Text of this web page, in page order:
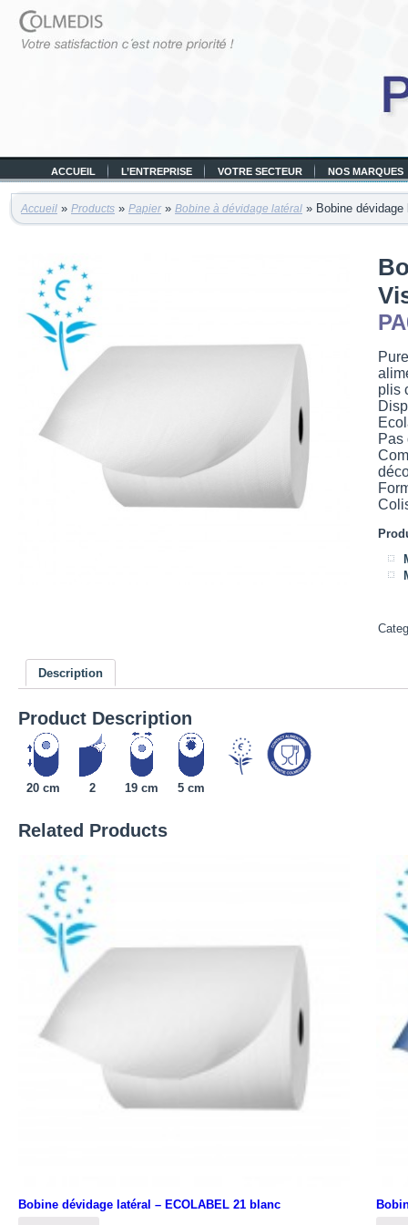
ACCUEIL L’ENTREPRISE VOTRE SECTEUR NOS MARQUES
Accueil » Products » Papier» Bobine à dévidage latéral » Bobine
plis
Pas
Description
Product Description
20 cm 2 19 cm 5 cm
Related Products
Bobine dévidage latéral – ECOLABEL 21 blanc